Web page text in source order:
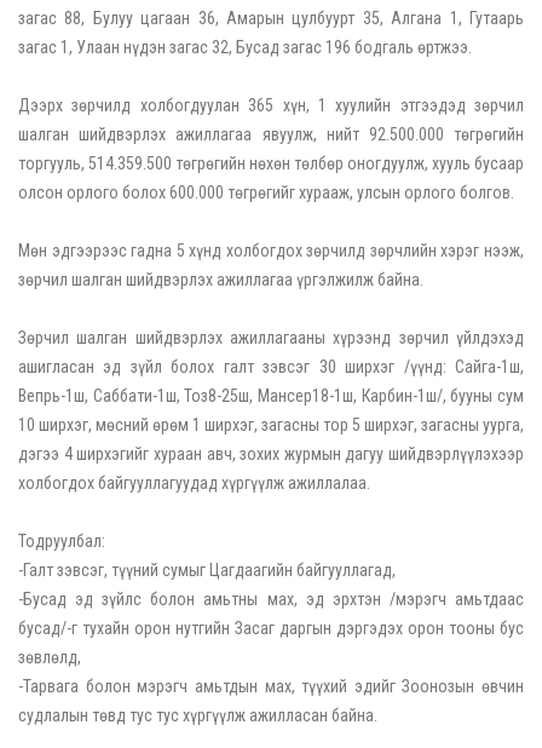
загас 88, Булуу цагаан 36, Амарын цулбуурт 35, Алгана 1, Гутаарь
загас 1, Улаан нүдэн загас 32, Бусад загас 196 бодгаль өртжээ.
Дээрх зөрчилд холбогдуулан 365 хүн, 1 хуулийн этгээдэд зөрчил
шалган шийдвэрлэх ажиллагаа явуулж, нийт 92.500.000 төгрөгийн
торгууль, 514.359.500 төгрөгийн нөхөн төлбөр оногдуулж, хууль бусаар
олсон орлого болох 600.000 төгрөгийг хурааж, улсын орлого болгов.
Мөн эдгээрээс гадна 5 хүнд холбогдох зөрчилд зөрчлийн хэрэг нээж,
зөрчил шалган шийдвэрлэх ажиллагаа үргэлжилж байна.
Зөрчил шалган шийдвэрлэх ажиллагааны хүрээнд зөрчил үйлдэхэд
ашигласан эд зүйл болох галт зэвсэг 30 ширхэг /үүнд: Сайга-1ш,
Вепрь-1ш, Саббати-1ш, Тоз8-25ш, Мансер18-1ш, Карбин-1ш/, бууны сум
10 ширхэг, мөсний өрөм 1 ширхэг, загасны тор 5 ширхэг, загасны уурга,
дэгээ 4 ширхэгийг хураан авч, зохих журмын дагуу шийдвэрлүүлэхээр
холбогдох байгууллагуудад хүргүүлж ажиллалаа.
Тодруулбал:
-Галт зэвсэг, түүний сумыг Цагдаагийн байгууллагад,
-Бусад эд зүйлс болон амьтны мах, эд эрхтэн /мэрэгч амьтдаас
бусад/-г тухайн орон нутгийн Засаг даргын дэргэдэх орон тооны бус
зөвлөлд,
-Тарвага болон мэрэгч амьтдын мах, түүхий эдийг Зоонозын өвчин
судлалын төвд тус тус хүргүүлж ажилласан байна.